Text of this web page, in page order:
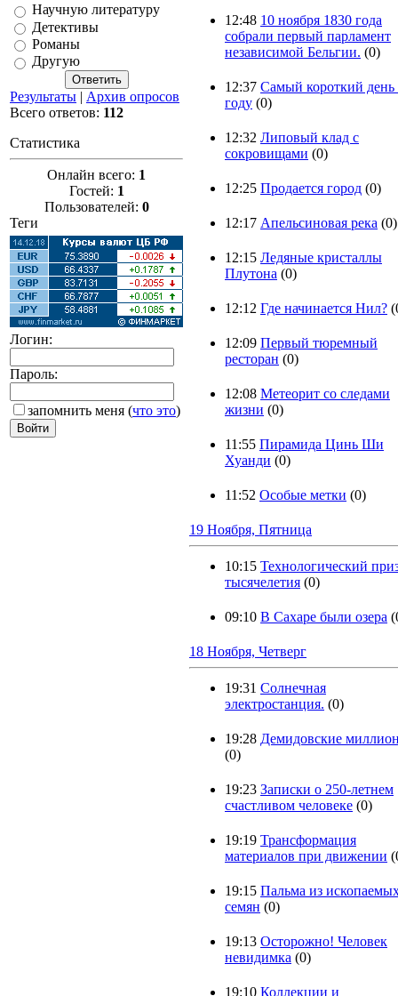
Научную литературу
Детективы
Романы
Другую
Результаты | Архив опросов
Всего ответов: 112
Статистика
Онлайн всего: 1
Гостей: 1
Пользователей: 0
Теги
Логин:
Пароль:
запомнить меня (что это)
12:48 10 ноября 1830 года
собрали первый парламент
независимой Бельгии. (0)
12:37 Самый короткий день
году (0)
12:32 Липовый клад с
сокровищами (0)
12:25 Продается город (0)
12:17 Апельсиновая река (0)
12:15 Ледяные кристаллы
Плутона (0)
12:12 Где начинается Нил?
12:09 Первый тюремный
ресторан (0)
12:08 Метеорит со следами
жизни (0)
11:55 Пирамида Цинь Ши
Хуанди (0)
11:52 Особые метки (0)
19 Ноября, Пятница
10:15 Технологический
тысячелетия (0)
09:10 В Сахаре были озера
18 Ноября, Четверг
19:31 Солнечная
электростанция. (0)
19:28 Демидовские
(0)
19:23 Записки о 250-летнем
счастливом человеке (0)
19:19 Трансформация
материалов при движении
19:15 Пальма из
семян (0)
19:13 Осторожно! Человек
невидимка (0)
19:10 Коллекции и